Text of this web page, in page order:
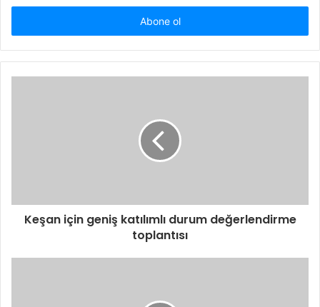
adresinizi
Keşan için geniş katılımlı durum değerlendirme
toplantısı